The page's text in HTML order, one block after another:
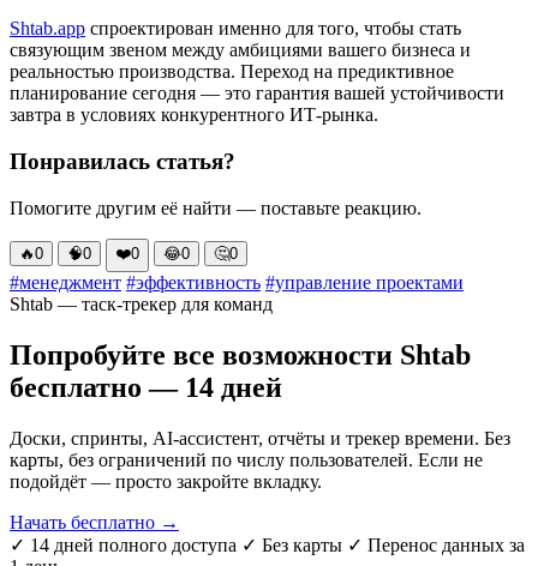
Shtab.app спроектирован именно для того, чтобы стать
связующим звеном между амбициями вашего бизнеса и
реальностью производства. Переход на предиктивное
планирование сегодня — это гарантия вашей устойчивости
завтра в условиях конкурентного ИТ-рынка.
Понравилась статья?
Помогите другим её найти — поставьте реакцию.
🔥0 🧠0 ❤️0 😂0 🤔0
#менеджмент #эффективность #управление проектами
Shtab — таск-трекер для команд
Попробуйте все возможности Shtab
бесплатно — 14 дней
Доски, спринты, AI-ассистент, отчёты и трекер времени. Без
карты, без ограничений по числу пользователей. Если не
подойдёт — просто закройте вкладку.
Начать бесплатно →
✓ 14 дней полного доступа ✓ Без карты ✓ Перенос данных за